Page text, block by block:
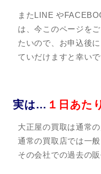
またLINE や
は、今このページを
たいので、お申込後
ていだけますと幸い
実は… １日あた
大正屋の買取は通常
通常の買取店では一
その会社での過去の